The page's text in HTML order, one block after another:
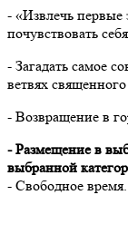
- «Извлечь первые
почувствовать
- Загадать самое
ветвях
- Возвращение в
- Размещение в
выбранной
‍- Свободное